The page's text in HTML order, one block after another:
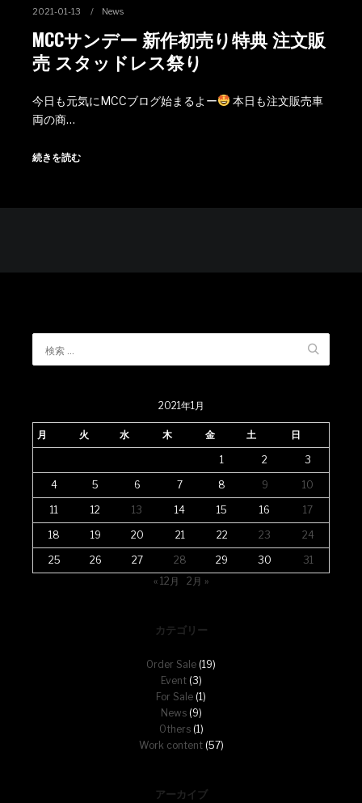
2021-01-13 News
MCCサンデー 新作初売り特典 注文販
売 スタッドレス祭り
今日も元気にMCCブログ始まるよー
本日も注文販売車
両の商…
続きを読む
2021年1月
月 火 水 木 金 土 日
1 2 3
4 5 6 7 8 9 10
11 12 13 14 15 16 17
18 19 20 21 22 23 24
25 26 27 28 29 30
31
« 12月
2月 »
カテゴリー
Order Sale (19)
Event(3)
For Sale (1)
News(9)
Others(1)
Work content(57)
アーカイブ